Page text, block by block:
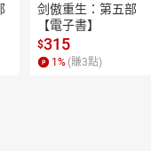
剑傲重生：第五部
【電子書】
$315
1 % (賺3點)